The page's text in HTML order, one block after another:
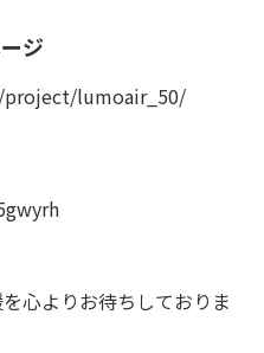
ジ
lumoair_50/
心よりお待ちしておりま